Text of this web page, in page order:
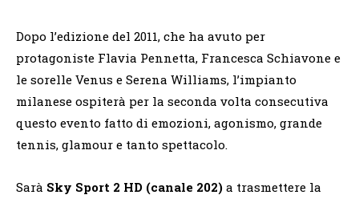
Dopo l’edizione del 2011, che ha avuto per
protagoniste Flavia Pennetta, Francesca Schiavone e
le sorelle Venus e Serena Williams, l’impianto
milanese ospiterà per la seconda volta consecutiva
questo evento fatto di emozioni, agonismo, grande
tennis, glamour e tanto spettacolo.
Sarà Sky Sport 2 HD (canale 202) a trasmettere la